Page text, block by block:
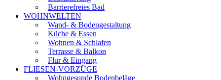
Barrierefreies Bad
WOHNWELTEN
Wand- & Bodengestaltung
Küche & Essen
Wohnen & Schlafen
Terrasse & Balkon
Flur & Eingang
FLIESEN-VORZÜGE
Wohngesunde Bodenbeläge